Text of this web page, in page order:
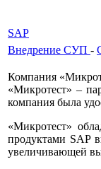
SAP
Внедрение СУП -
Компания
«Микротест» –
компания была
«Микротест»
продуктами SAP
увеличивающей